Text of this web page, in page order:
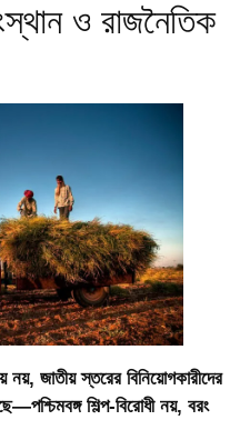
ও রাজনৈতিক
নয়, জাতীয় স্তরের বিনিয়োগকারীদের
শিল্প-বিরোধী নয়, বরং